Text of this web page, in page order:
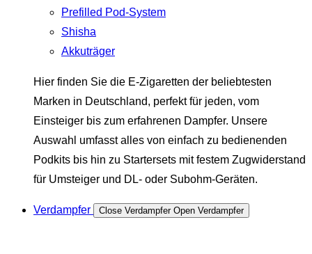
Prefilled Pod-System
Shisha
Akkuträger
Hier finden Sie die E-Zigaretten der beliebtesten
Marken in Deutschland, perfekt für jeden, vom
Einsteiger bis zum erfahrenen Dampfer. Unsere
Auswahl umfasst alles von einfach zu bedienenden
Podkits bis hin zu Startersets mit festem Zugwiderstand
für Umsteiger und DL- oder Subohm-Geräten.
Verdampfer Close Verdampfer Open Verdampfer